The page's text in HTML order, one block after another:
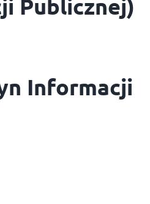
Publicznej)
Informacji